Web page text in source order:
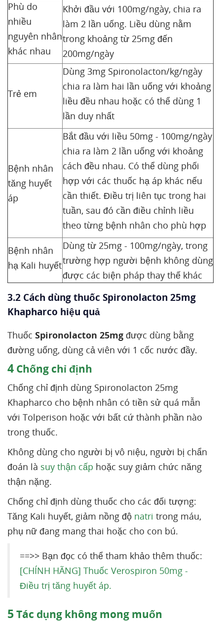
Phù do
nhiều
nguyên nhân
khác nhau
Khởi đầu với 100mg/ngày, chia ra
làm 2 lần uống. Liều dùng nằm
trong khoảng từ 25mg đến
200mg/ngày
Trẻ em
Dùng 3mg Spironolacton/kg/ngày
chia ra làm hai lần uống với khoảng
liều đều nhau hoặc có thể dùng 1
lần duy nhất
Bệnh nhân
tăng huyết
áp
Bắt đầu với liều 50mg - 100mg/ngày
chia ra làm 2 lần uống với khoảng
cách đều nhau. Có thể dùng phối
hợp với các thuốc hạ áp khác nếu
cần thiết. Điều trị liên tục trong hai
tuần, sau đó cần điều chỉnh liều
theo từng bệnh nhân cho phù hợp
Bệnh nhân
hạ Kali huyết
Dùng từ 25mg - 100mg/ngày, trong
trường hợp người bệnh không dùng
được các biện pháp thay thế khác
3.2 Cách dùng thuốc Spironolacton 25mg
Khapharco hiệu quả
Thuốc Spironolacton 25mg được dùng bằng
đường uống, dùng cả viên với 1 cốc nước đầy.
4 Chống chỉ định
Chống chỉ định dùng Spironolacton 25mg
Khapharco cho bệnh nhân có tiền sử quá mẫn
với Tolperison hoặc với bất cứ thành phần nào
trong thuốc.
Không dùng cho người bị vô niệu, người bị chẩn
đoán là suy thận cấp hoặc suy giảm chức năng
thận nặng.
Chống chỉ định dùng thuốc cho các đối tượng:
Tăng Kali huyết, giảm nồng độ natri trong máu,
phụ nữ đang mang thai hoặc cho con bú.
==>> Bạn đọc có thể tham khảo thêm thuốc:
[CHÍNH HÃNG] Thuốc Verospiron 50mg -
Điều trị tăng huyết áp.
5 Tác dụng không mong muốn